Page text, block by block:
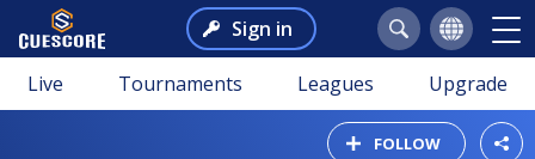
Sign in
Live Tournaments Leagues Upgrade
FOLLOW